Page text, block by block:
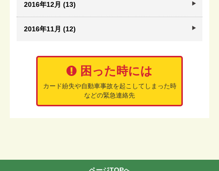
2016年12月 (13)
2016年11月 (12)
困った時には
カード紛失や自動車事故を起こしてしまった時
などの緊急連絡先